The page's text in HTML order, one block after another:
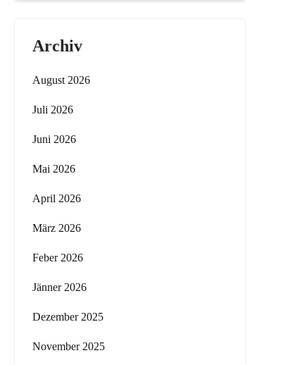
Archiv
August 2026
Juli 2026
Juni 2026
Mai 2026
April 2026
März 2026
Feber 2026
Jänner 2026
Dezember 2025
November 2025